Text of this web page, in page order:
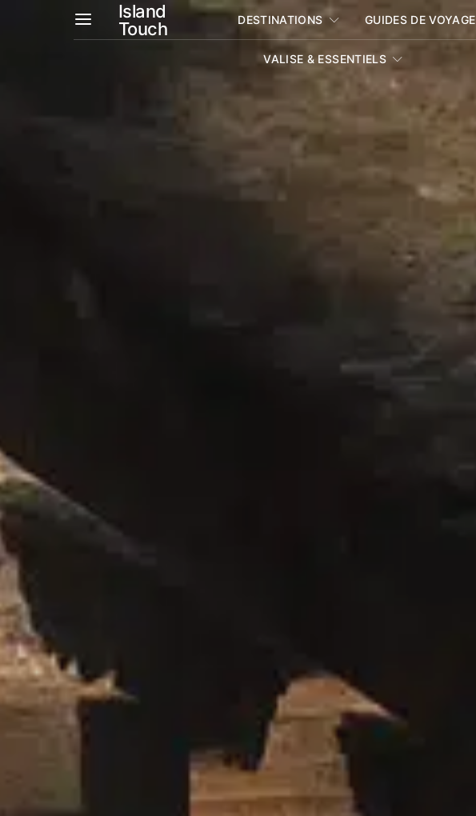
Island
Touch
DESTINATIONS GUIDES DE VOYAGE
VALISE & ESSENTIELS